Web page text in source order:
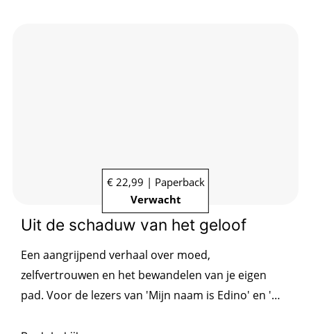
€ 22,99 | Paperback
Verwacht
Uit de schaduw van het geloof
Een aangrijpend verhaal over moed,
zelfvertrouwen en het bewandelen van je eigen
pad. Voor de lezers van 'Mijn naam is Edino' en 'Wij